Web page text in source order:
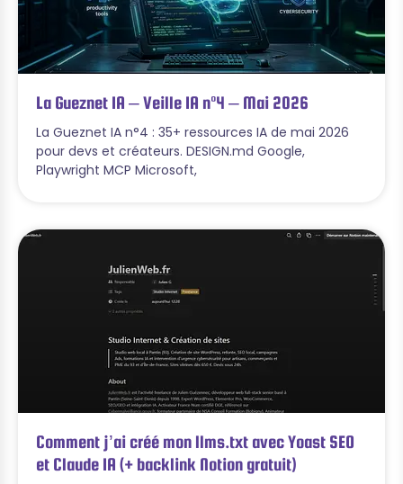
La Gueznet IA – Veille IA n°4 – Mai 2026
La Gueznet IA n°4 : 35+ ressources IA de mai 2026
pour devs et créateurs. DESIGN.md Google,
Playwright MCP Microsoft,
Comment j’ai créé mon llms.txt avec Yoast SEO
et Claude IA (+ backlink Notion gratuit)